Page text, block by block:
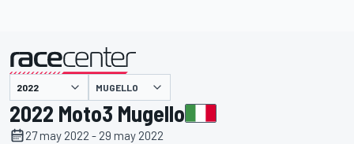
presentado por MUGELLO
2022 Moto3 Mugello
27 may 2022 - 29 may 2022